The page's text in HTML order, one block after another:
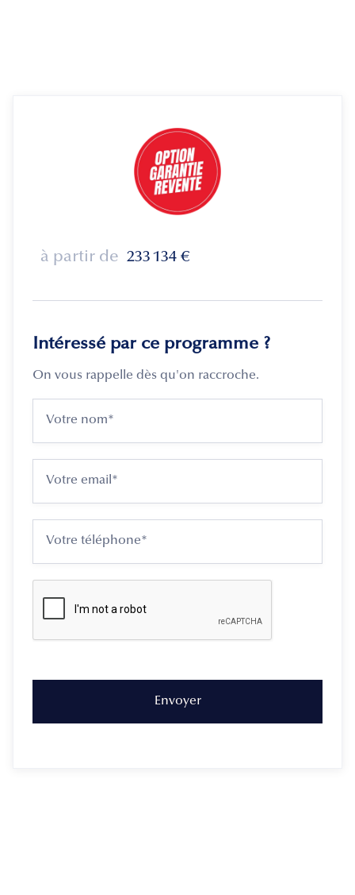
à partir de 233 134 €
Intéressé par ce programme ?
On vous rappelle dès qu'on raccroche.